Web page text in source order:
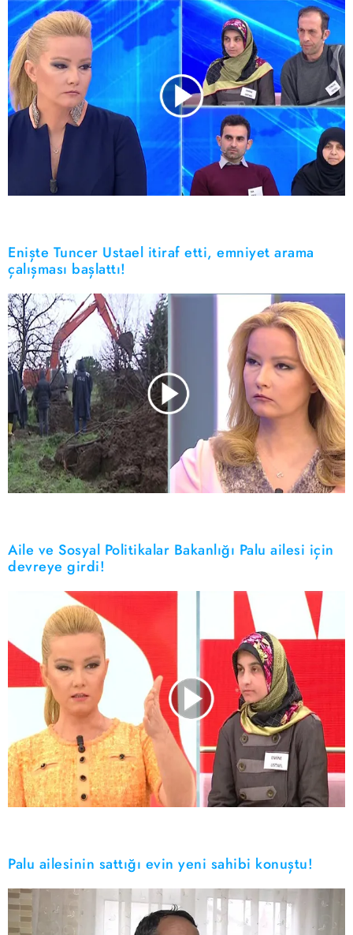
Enişte Tuncer Ustael itiraf etti, emniyet arama
çalışması başlattı!
Aile ve Sosyal Politikalar Bakanlığı Palu ailesi için
devreye girdi!
Palu ailesinin sattığı evin yeni sahibi konuştu!